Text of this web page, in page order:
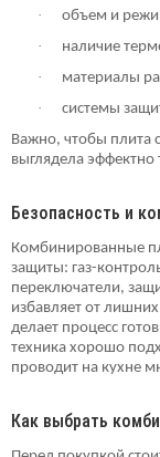
·
объем и
·
наличие
·
материалы
·
системы
Важно, чтобы плита
выглядела эффектно
Безопасность и
Комбинированные
защиты: газ-
переключатели,
избавляет от
делает процесс
техника хорошо
проводит на кухне
Как выбрать